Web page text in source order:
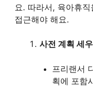
요. 따라서, 육아휴
접근해야 해요.
사전 계획 세우
프리랜서
획에 포함